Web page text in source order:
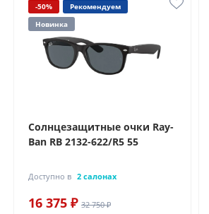
-50%
Рекомендуем
Новинка
Солнцезащитные очки Ray-
Ban RB 2132-622/R5 55
Доступно в 2 салонах
16 375 ₽ 32 750 ₽